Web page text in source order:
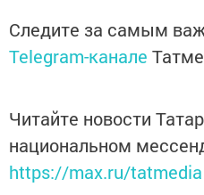
Следите за самым
Telegram-канале
Читайте новости
национальном
https://max.ru/tatmedia